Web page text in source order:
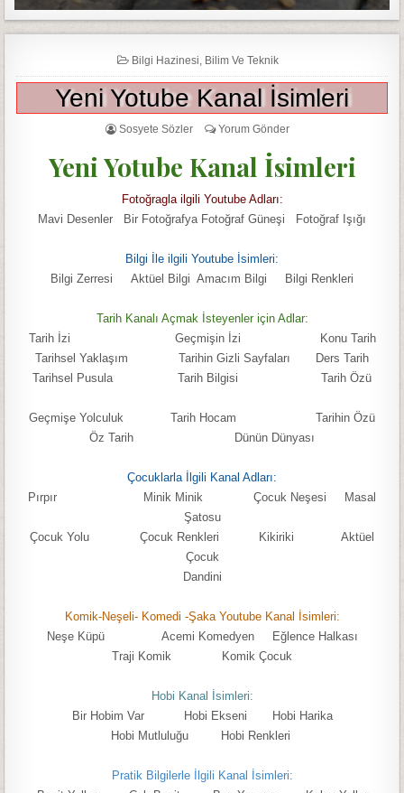
Bilgi Hazinesi Bilim Ve Teknik
Yeni Yotube Kanal İsimleri
Sosyete Sözler Yorum Gönder
Yeni Yotube Kanal İsimleri
Fotoğragla ilgili Youtube Adları:
Mavi Desenler Bir Fotoğrafya Fotoğraf Güneşi Fotoğraf Işığı
Bilgi İle ilgili Youtube İsimleri:
Bilgi Zerresi Aktüel Bilgi Amacım Bilgi Bilgi Renkleri
Tarih Kanalı Açmak İsteyenler için Adlar:
Tarih İzi Geçmişin İzi Konu Tarih
Tarihsel Yaklaşım Tarihin Gizli Sayfaları Ders Tarih
Tarihsel Pusula Tarih Bilgisi Tarih Özü
Geçmişe Yolculuk Tarih Hocam Tarihin Özü
Öz Tarih Dünün Dünyası
Çocuklarla İlgili Kanal Adları:
Pırpır Minik Minik Çocuk Neşesi Masal
Şatosu
Çocuk Yolu Çocuk Renkleri Kikiriki Aktüel
Çocuk
Dandini
Komik-Neşeli- Komedi -Şaka Youtube Kanal İsimleri:
Neşe Küpü Acemi Komedyen Eğlence Halkası
Traji Komik Komik Çocuk
Hobi Kanal İsimleri:
Bir Hobim Var Hobi Ekseni Hobi Harika
Hobi Mutluluğu Hobi Renkleri
Pratik Bilgilerle İlgili Kanal İsimleri: